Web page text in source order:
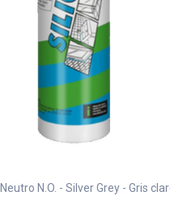
N.O. - Silver Grey - Gris